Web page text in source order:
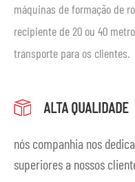
máquinas de formação de
recipiente de 20 ou 40
transporte para os clientes.
ALTA QUALIDADE
nós companhia nos
superiores a nossos